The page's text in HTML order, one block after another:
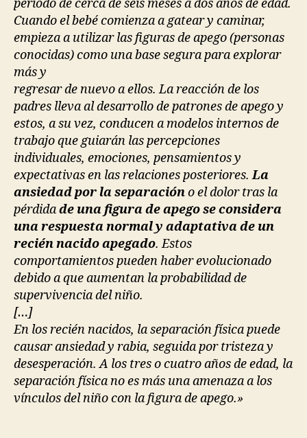
período de cerca de seis meses a dos años de edad.
Cuando el bebé comienza a gatear y caminar,
empieza a utilizar las figuras de apego (personas
conocidas) como una base segura para explorar
más y
regresar de nuevo a ellos. La reacción de los
padres lleva al desarrollode patrones de apego y
estos, a su vez, conducen a modelos internos de
trabajo que guiarán las percepciones
individuales, emociones, pensamientos y
expectativas en las relaciones posteriores.La
ansiedad por la separacióno el dolor tras la
pérdidade una figura de apego se considera
una respuesta normal y adaptativa de un
recién nacido apegado. Estos
comportamientos pueden haber evolucionado
debido a que aumentan la probabilidad de
supervivencia del niño.
[…]
En los recién nacidos, la separación física puede
causar ansiedad y rabia, seguida por tristeza y
desesperación. A los tres o cuatro años de edad, la
separación física no es más una amenaza a los
vínculos del niño con la figura de apego.»